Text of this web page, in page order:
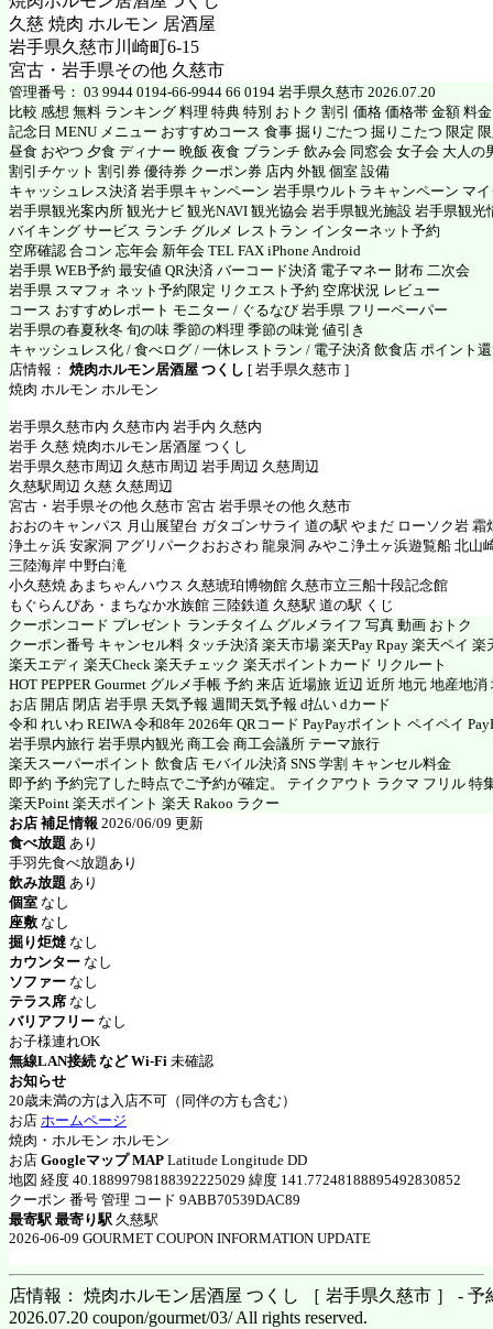
久慈 焼肉 ホルモン 居酒屋
岩手県久慈市川崎町6-15
宮古・岩手県その他 久慈市
管理番号： 03 9944 0194-66-9944 66 0194 岩手県久慈市 2026.07.20
比較 感想 無料 ランキング 料理 特典 特別 おトク 割引 価格 価格帯 金額 料
記念日 MENU メニュー おすすめコース 食事 掘りごたつ 掘りこたつ 限定
昼食 おやつ 夕食 ディナー 晩飯 夜食 ブランチ 飲み会 同窓会 女子会 大人の
割引チケット 割引券 優待券 クーポン券 店内 外観 個室 設備
キャッシュレス決済 岩手県キャンペーン 岩手県ウルトラキャンペーン マ
岩手県観光案内所 観光ナビ 観光NAVI 観光協会 岩手県観光施設 岩手県観光
バイキング サービス ランチ グルメ レストラン インターネット予約
空席確認 合コン 忘年会 新年会 TEL FAX iPhone Android
岩手県 WEB予約 最安値 QR決済 バーコード決済 電子マネー 財布 二次会
岩手県 スマフォ ネット予約限定 リクエスト予約 空席状況 レビュー
コース おすすめレポート モニター / ぐるなび 岩手県 フリーペーパー
岩手県の春夏秋冬 旬の味 季節の料理 季節の味覚 値引き
キャッシュレス化 / 食べログ / 一休レストラン / 電子決済 飲食店 ポイント
店情報： 焼肉ホルモン居酒屋 つくし [ 岩手県久慈市 ]
焼肉 ホルモン ホルモン
岩手県久慈市内 久慈市内 岩手内 久慈内
岩手 久慈 焼肉ホルモン居酒屋 つくし
岩手県久慈市周辺 久慈市周辺 岩手周辺 久慈周辺
久慈駅周辺 久慈 久慈周辺
宮古・岩手県その他 久慈市 宮古 岩手県その他 久慈市
おおのキャンパス 月山展望台 ガタゴンサライ 道の駅 やまだ ローソク岩 霜
浄土ヶ浜 安家洞 アグリパークおおさわ 龍泉洞 みやこ浄土ヶ浜遊覧船 北山
三陸海岸 中野白滝
小久慈焼 あまちゃんハウス 久慈琥珀博物館 久慈市立三船十段記念館
もぐらんぴあ・まちなか水族館 三陸鉄道 久慈駅 道の駅 くじ
クーポンコード プレゼント ランチタイム グルメライフ 写真 動画 おトク
クーポン番号 キャンセル料 タッチ決済 楽天市場 楽天Pay Rpay 楽天ペイ 楽
楽天エディ 楽天Check 楽天チェック 楽天ポイントカード リクルート
HOT PEPPER Gourmet グルメ手帳 予約 来店 近場旅 近辺 近所 地元 地産地
お店 開店 閉店 岩手県 天気予報 週間天気予報 d払い dカード
令和 れいわ REIWA 令和8年 2026年 QRコード PayPayポイント ペイペイ
岩手県内旅行 岩手県内観光 商工会 商工会議所 テーマ旅行
楽天スーパーポイント 飲食店 モバイル決済 SNS 学割 キャンセル料金
即予約 予約完了した時点でご予約が確定。 テイクアウト ラクマ フリル 特
楽天Point 楽天ポイント 楽天 Rakoo ラクー
お店 補足情報 2026/06/09 更新
食べ放題 あり
手羽先食べ放題あり
飲み放題 あり
個室 なし
座敷 なし
掘り炬燵 なし
カウンター なし
ソファー なし
テラス席 なし
バリアフリー なし
お子様連れOK
無線LAN接続 など Wi-Fi 未確認
お知らせ
20歳未満の方は入店不可（同伴の方も含む）
お店 ホームページ
焼肉・ホルモン ホルモン
お店 Googleマップ MAP Latitude Longitude DD
地図 経度 40.18899798188392225029 緯度 141.77248188895492830852
クーポン 番号 管理 コード 9ABB70539DAC89
最寄駅 最寄り駅 久慈駅
2026-06-09 GOURMET COUPON INFORMATION UPDATE
店情報： 焼肉ホルモン居酒屋 つくし ［ 岩手県久慈市 ］ - 予
2026.07.20 coupon/gourmet/03/ All rights reserved.